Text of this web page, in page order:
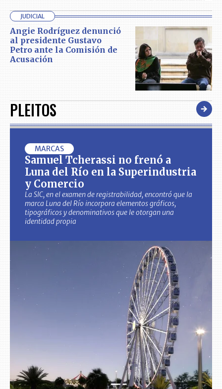
JUDICIAL
Angie Rodríguez denunció
al presidente Gustavo
Petro ante la Comisión de
Acusación
PLEITOS
MARCAS
Samuel Tcherassi no frenó a
Luna del Río en la Superindustria
y Comercio
La SIC, en el examen de registrabilidad, encontró que la
marca Luna del Río incorpora elementos gráficos,
tipográficos y denominativos que le otorgan una
identidad propia